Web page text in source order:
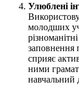
Улюблені
молодших
заповнення
сприяє
ними
навчальний